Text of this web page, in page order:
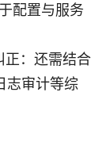
配置与服务
正：还需结合
志审计等综